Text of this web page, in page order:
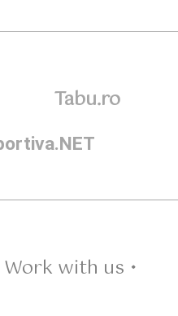
Tabu.ro
Work with us •